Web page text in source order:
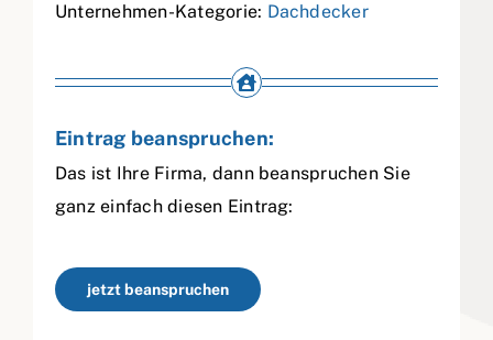
Unternehmen-Kategorie: Dachdecker
Eintrag beanspruchen:
Das ist Ihre Firma, dann beanspruchen Sie
ganz einfach diesen Eintrag:
jetzt beanspruchen